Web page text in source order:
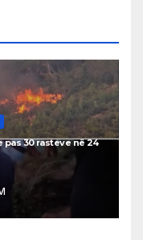
30 rasteve në 24